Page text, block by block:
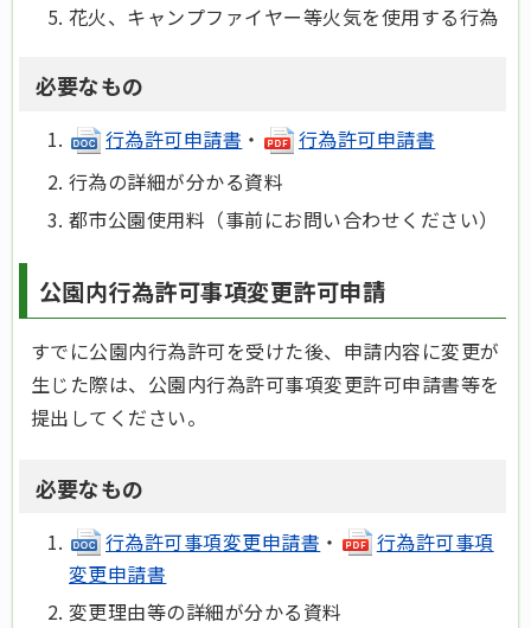
花火、キャンプファイヤー等火気を使用する行為
必要なもの
行為許可申請書 ・
行為許可申請書
行為の詳細が分かる資料
都市公園使用料（事前にお問い合わせください）
公園内行為許可事項変更許可申請
すでに公園内行為許可を受けた後、申請内容に変更が
生じた際は、公園内行為許可事項変更許可申請書等を
提出してください。
必要なもの
行為許可事項変更申請書 ・
行為許可事項
変更申請書
変更理由等の詳細が分かる資料